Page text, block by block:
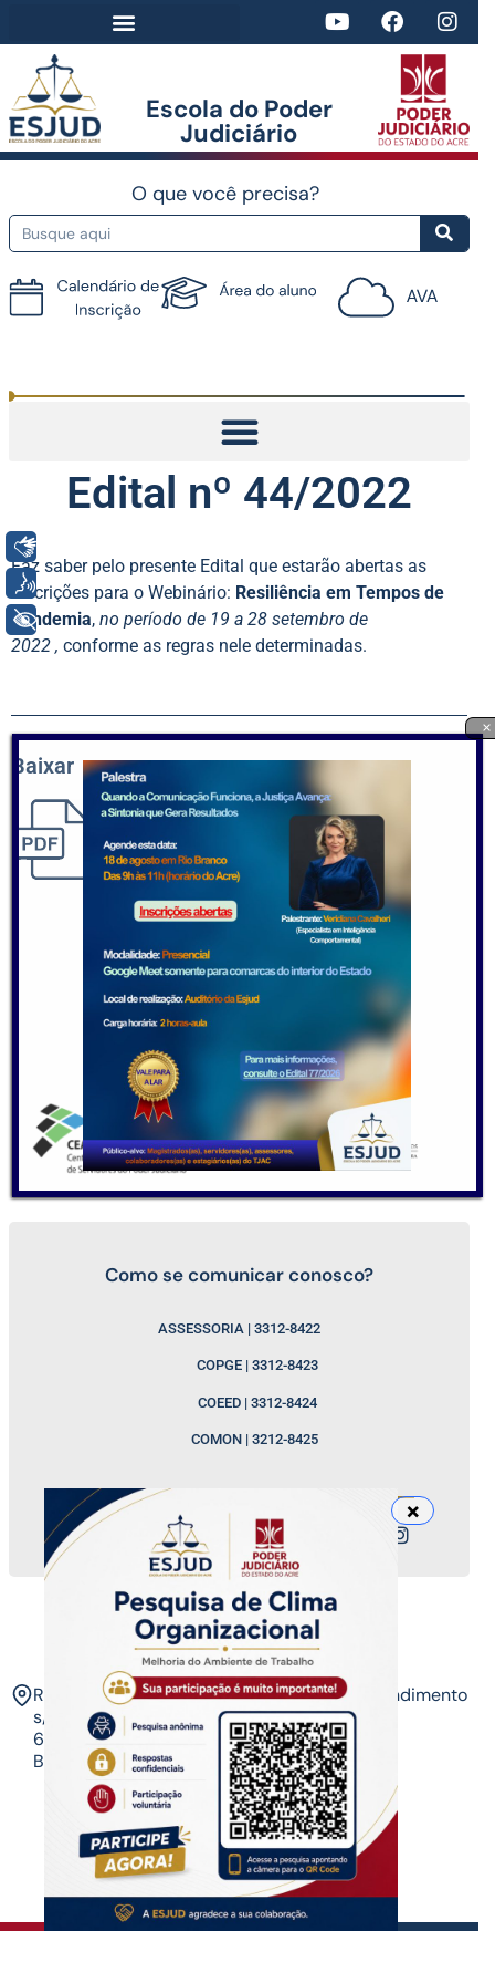
Escola do Poder
Judiciário​
O que você precisa?
Edital nº 44/2022
Faz saber pelo presente Edital que estarão abertas as
inscrições para o Webinário: Resiliência em Tempos de
Pandemia, no período de 19 a 28 setembro de
2022 , conforme as regras nele determinadas.
Baixar
Como se comunicar conosco?
ASSESSORIA | 3312-8422
COPGE | 3312-8423
COEED | 3312-8424
COMON | 3212-8425
Nossos canais
ESJUD
Rua Tribunal de Justiça,
s/n. Via Verde.
69.915-631 – Rio
Branco-AC.​
Horário de Atendimento
07 às 14 horas​
Copyrigth ® | Escola do Poder Judiciário
Todos os direitos reservados
×
Voz
+ Acessibilidade